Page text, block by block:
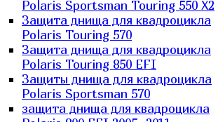
Polaris Sportsman Touring 550 X2
Защита днища для квадроцикла
Polaris Touring 570
Защита днища для квадроцикла
Polaris Touring 850 EFI
Защиты днища для квадроцикла
Polaris Sportsman 570
защита днища для квадроцикла